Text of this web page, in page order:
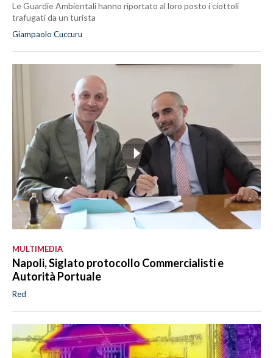
Le Guardie Ambientali hanno riportato al loro posto i ciottoli
trafugati da un turista
Giampaolo Cuccuru
MULTIMEDIA
Napoli, Siglato protocollo Commercialisti e
Autorità Portuale
Red